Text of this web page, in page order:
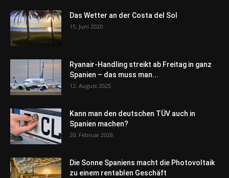
Das Wetter an der Costa del Sol
15. Juni 2020
Ryanair-Handling streikt ab Freitag in ganz
Spanien – das muss man...
12. August 2025
Kann man den deutschen TÜV auch in
Spanien machen?
20. Februar 2026
Die Sonne Spaniens macht die Photovoltaik
zu einem rentablen Geschäft